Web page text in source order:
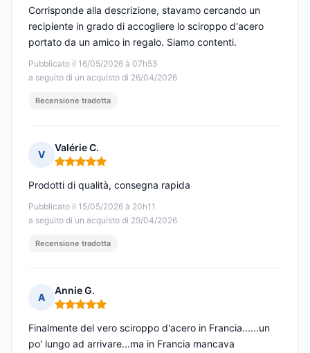
Pubblicato il 16/05/2026 à 07h53
a seguito di un acquisto di 26/04/2026
Corrisponde alla descrizione, stavamo cercando un
recipiente in grado di accogliere lo sciroppo d'acero
portato da un amico in regalo. Siamo contenti.
Recensione tradotta
V
Valérie C.
Nota: 5 su 5
Pubblicato il 15/05/2026 à 20h11
a seguito di un acquisto di 29/04/2026
Prodotti di qualità, consegna rapida
Recensione tradotta
A
Annie G.
Nota: 5 su 5
Finalmente del vero sciroppo d'acero in Francia......un
po' lungo ad arrivare...ma in Francia mancava